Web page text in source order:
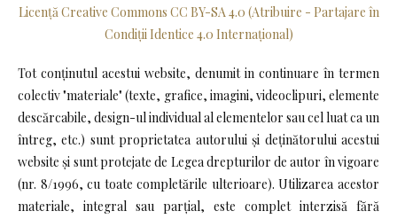
Licență Creative Commons CC BY-SA 4.0 (Atribuire - Partajare în
Condiții Identice 4.0 Internațional)
Tot conținutul acestui website, denumit in continuare în termen
colectiv "materiale" (texte, grafice, imagini, videoclipuri, elemente
descărcabile, design-ul individual al elementelor sau cel luat ca un
întreg, etc.) sunt proprietatea autorului și deținătorului acestui
website și sunt protejate de Legea drepturilor de autor în vigoare
(nr. 8/1996, cu toate completările ulterioare). Utilizarea acestor
materiale, integral sau parțial, este complet interzisă fără